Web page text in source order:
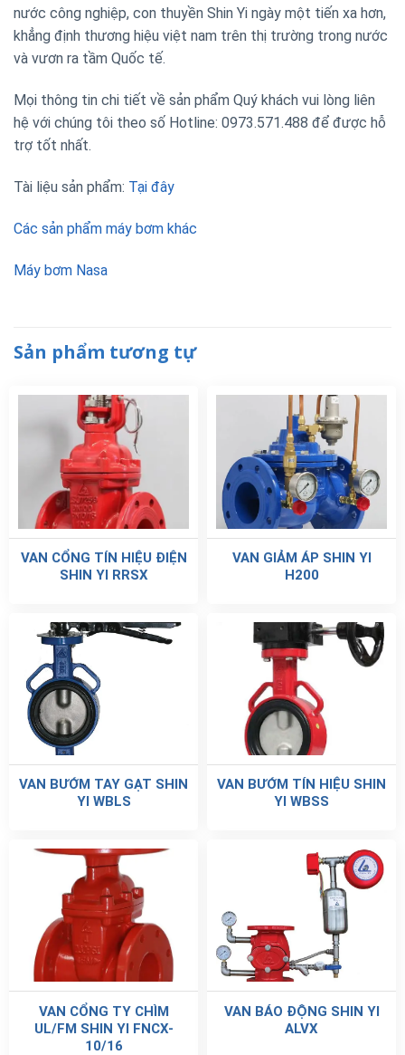
nước công nghiệp, con thuyền Shin Yi ngày một tiến xa hơn,
khẳng định thương hiệu việt nam trên thị trường trong nước
và vươn ra tầm Quốc tế.
Mọi thông tin chi tiết về sản phẩm Quý khách vui lòng liên
hệ với chúng tôi theo số Hotline: 0973.571.488 để được hỗ
trợ tốt nhất.
Tài liệu sản phẩm: Tại đây
Các sản phẩm máy bơm khác
Máy bơm Nasa
Sản phẩm tương tự
VAN CỔNG TÍN HIỆU ĐIỆN
SHIN YI RRSX
VAN GIẢM ÁP SHIN YI
H200
VAN BƯỚM TAY GẠT SHIN
YI WBLS
VAN BƯỚM TÍN HIỆU SHIN
YI WBSS
VAN CỔNG TY CHÌM
UL/FM SHIN YI FNCX-
10/16
VAN BÁO ĐỘNG SHIN YI
ALVX